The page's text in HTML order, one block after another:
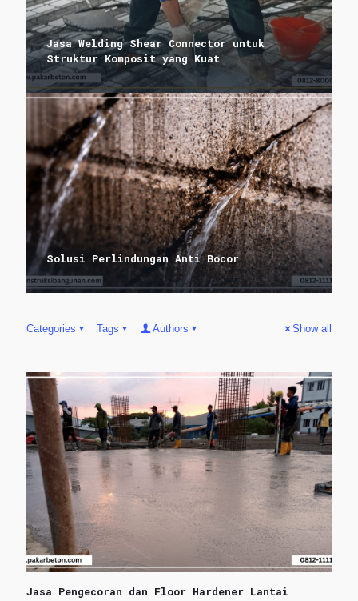
Jasa Welding Shear Connector untuk
Struktur Komposit yang Kuat
Solusi Perlindungan Anti Bocor
Categories Tags Authors Show all
Jasa Pengecoran dan Floor Hardener Lantai